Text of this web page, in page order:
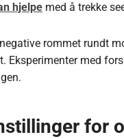
hjelpe med å trekke
rommet rundt
Eksperimenter med
for